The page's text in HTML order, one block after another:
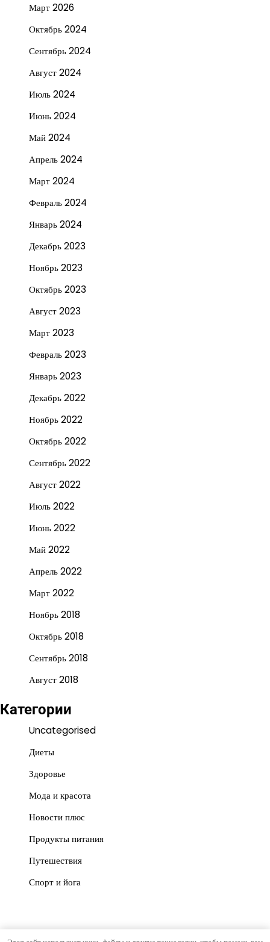
Март 2026
Октябрь 2024
Сентябрь 2024
Август 2024
Июль 2024
Июнь 2024
Май 2024
Апрель 2024
Март 2024
Февраль 2024
Январь 2024
Декабрь 2023
Ноябрь 2023
Октябрь 2023
Август 2023
Март 2023
Февраль 2023
Январь 2023
Декабрь 2022
Ноябрь 2022
Октябрь 2022
Сентябрь 2022
Август 2022
Июль 2022
Июнь 2022
Май 2022
Апрель 2022
Март 2022
Ноябрь 2018
Октябрь 2018
Сентябрь 2018
Август 2018
Категории
Uncategorised
Диеты
Здоровье
Мода и красота
Новости плюс
Продукты питания
Путешествия
Спорт и йога